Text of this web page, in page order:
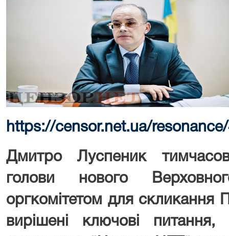
https://censor.net.ua/
Дмитро Луспеник
голови нового
оргкомітетом для скликання
вирішені ключові питання,